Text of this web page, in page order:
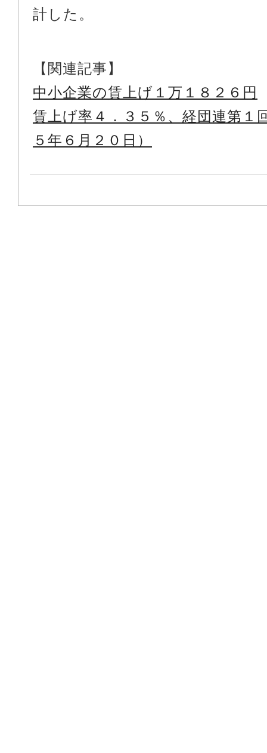
計した。
【関連記事】
中小企業の賃上げ１万１８２６円
賃上げ率４．３５％、経団連第１
５年６月２０日）